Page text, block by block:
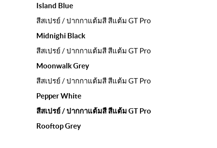
Island Blue
สีสเปรย์ / ปากกาแต้มสี สีแต้ม GT Pro
Midnighi Black
สีสเปรย์ / ปากกาแต้มสี สีแต้ม GT Pro
Moonwalk Grey
สีสเปรย์ / ปากกาแต้มสี สีแต้ม GT Pro
Pepper White
สีสเปรย์ / ปากกาแต้มสี สีแต้ม GT Pro
Rooftop Grey